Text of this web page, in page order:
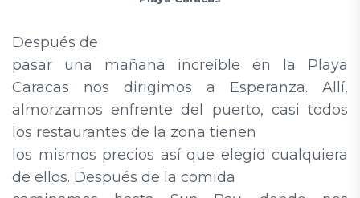
Después de
pasar una mañana increíble en la Playa
Caracas nos dirigimos a Esperanza. Allí,
almorzamos enfrente del puerto, casi todos
los restaurantes de la zona tienen
los mismos precios así que elegid cualquiera
de ellos. Después de la comida